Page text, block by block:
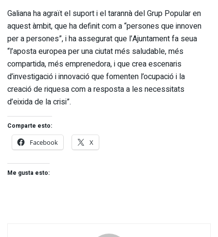
Galiana ha agraït el suport i el tarannà del Grup Popular en
aquest àmbit, que ha definit com a “persones que innoven
per a persones”, i ha assegurat que l’Ajuntament fa seua
“l’aposta europea per una ciutat més saludable, més
compartida, més emprenedora, i que crea escenaris
d’investigació i innovació que fomenten l’ocupació i la
creació de riquesa com a resposta a les necessitats
d’eixida de la crisi”.
Comparte esto:
Facebook
X
Me gusta esto: